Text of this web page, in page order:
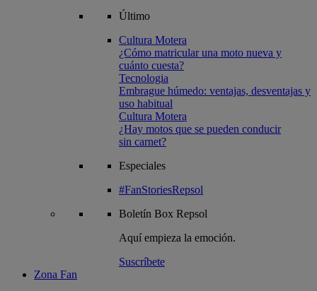
Último
Cultura Motera
¿Cómo matricular una moto nueva y
cuánto cuesta?
Tecnologia
Embrague húmedo: ventajas, desventajas y
uso habitual
Cultura Motera
¿Hay motos que se pueden conducir
sin carnet?
Especiales
#FanStoriesRepsol
Boletín Box Repsol
Aquí empieza la emoción.
Suscríbete
Zona Fan